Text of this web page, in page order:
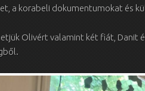
a korabeli dokumentumokat és
Olivért valamint két fiát, Danit